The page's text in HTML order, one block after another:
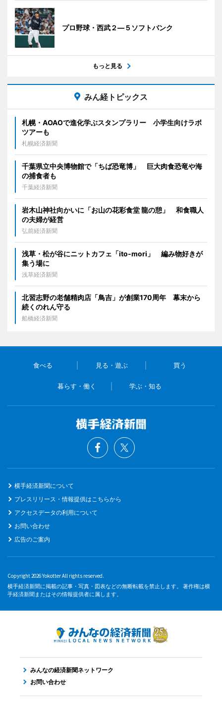
プロ野球・西武２―５ソフトバンク
もっと見る
みん経トピックス
札幌・AOAOで進化学ぶスタンプラリー 小学生向けラボ
ツアーも
札幌経済新聞
千葉県立中央博物館で「ちば恐竜博」 巨大肉食恐竜や海
の捕食者も
千葉経済新聞
岩木山神社向かいに「お山の花彩食堂 龍の憩」 和食職人
の夫婦が経営
弘前経済新聞
浅草・松が谷にニットカフェ「ito-mori」 編み物好きが
集う場に
浅草経済新聞
北習志野の老舗精肉店「鳥吉」が創業170周年 幕末から
続くのれん守る
船橋経済新聞
食べる 見る・遊ぶ 買う
暮らす・働く 学ぶ・知る
横手経済新聞について
プレスリリース・情報提供はこちらから
アクセスデータの利用について
お問い合わせ
広告のご案内
Copyright 2026 Yokotter All rights reserved.
横手経済新聞に掲載の記事・写真・図表などの無断転載を禁止します。 著作権は横
手経済新聞またはその情報提供者に属します。
みんなの経済新聞ネットワーク
お問い合わせ